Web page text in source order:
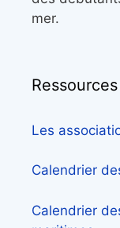
mer.
Ressources
Les
Calendrier
Calendrier